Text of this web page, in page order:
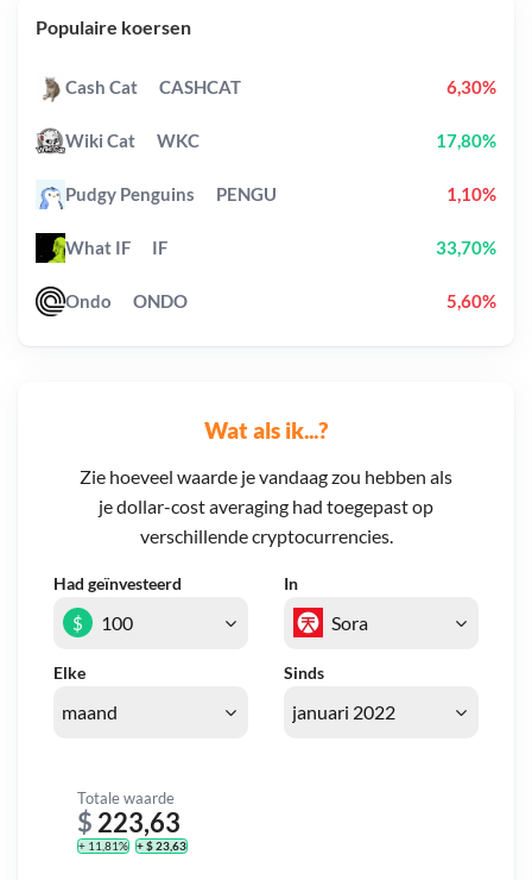
Wat als ik...?
Zie hoeveel waarde je vandaag zou hebben als
je dollar-cost averaging had toegepast op
verschillende cryptocurrencies.
Had geïnvesteerd In
Elke Sinds
$
Totale waarde
$ 223,63
+ 11,81% + $ 23,63
Populaire koersen
Cash Cat CASHCAT 6,30%
Wiki Cat WKC 17,80%
Pudgy Penguins PENGU 1,10%
What IF IF 33,70%
Ondo ONDO 5,60%